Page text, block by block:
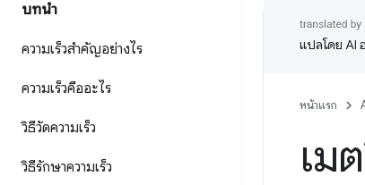
บทนำ
ความเร็วสำคัญอย่างไร
ความเร็วคืออะไร
วิธีวัดความเร็ว
วิธีรักษาความเร็ว
แปลโดย AI
หน้าแรก
เม